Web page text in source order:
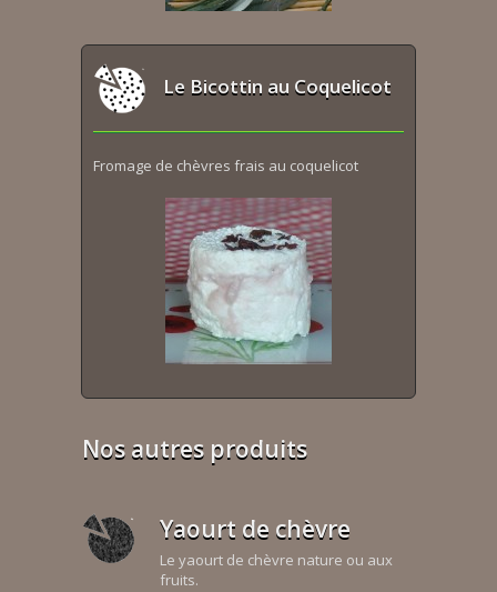
Le Bicottin au Coquelicot
Fromage de chèvres frais au coquelicot
Nos autres produits
Yaourt de chèvre
Le yaourt de chèvre nature ou aux
fruits.